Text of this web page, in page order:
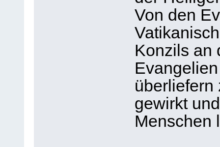
Von den
Konzils an
überliefern
gewirkt
Menschen